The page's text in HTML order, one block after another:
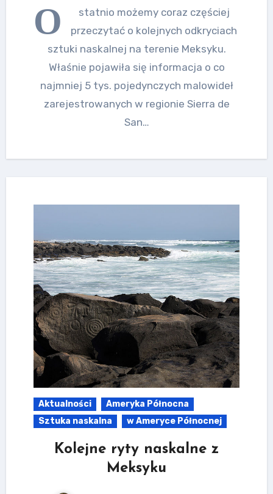
O
statnio możemy coraz częściej
przeczytać o kolejnych odkryciach
sztuki naskalnej na terenie Meksyku.
Właśnie pojawiła się informacja o co
najmniej 5 tys. pojedynczych malowideł
zarejestrowanych w regionie Sierra de
San…
Aktualności
Ameryka Północna
Sztuka naskalna
w Ameryce Północnej
Kolejne ryty naskalne z
Meksyku